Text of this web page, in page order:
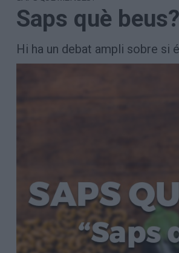
Hemeroteca
Premis Oleguer Bisbal
Subscriu-te
Saps què beus?
Hi ha un debat ampli sobre si